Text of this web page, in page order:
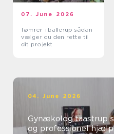
07. June 2026
Tømrer i ballerup sådan
vælger du den rette til
dit projekt
04. June 2026
Gynækolog taastrup sådan finder du tryg
og professionel hjælp